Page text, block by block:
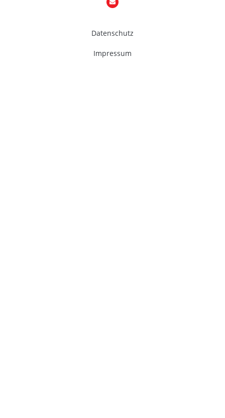
Datenschutz
Impressum